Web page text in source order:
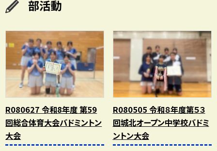
部活動
R080627 令和8年度 第59
回総合体育大会バドミントン
大会
R080505 令和８年度第５３
回城北オープン中学校バドミ
ントン大会